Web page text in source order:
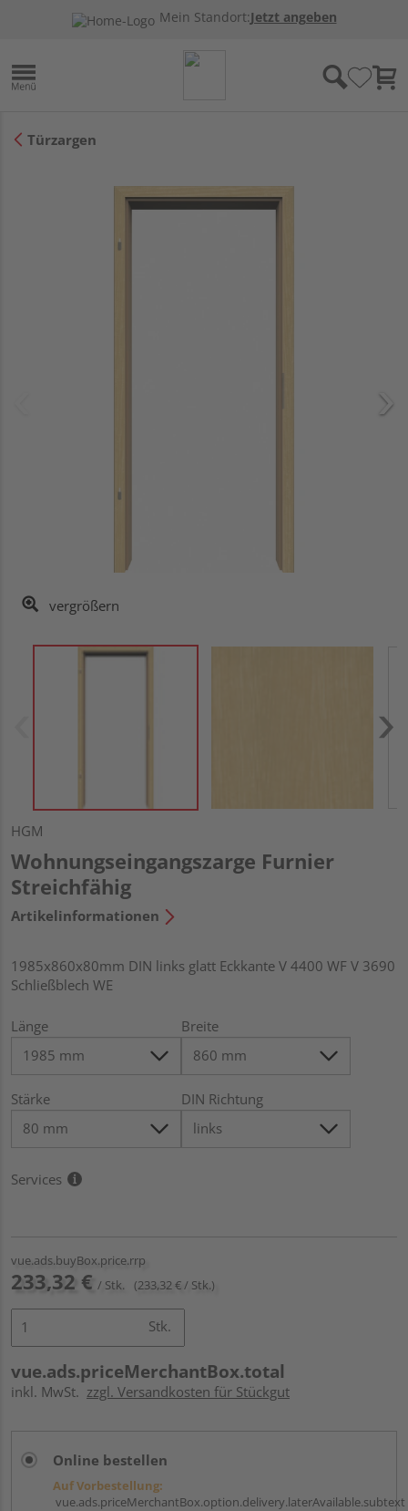
Mein Standort:Jetzt angeben
Türzargen
vergrößern
HGM
Wohnungseingangszarge Furnier
Streichfähig
Artikelinformationen
1985x860x80mm DIN links glatt Eckkante V 4400 WF V 3690
Schließblech WE
Länge Breite
Stärke DIN Richtung
Services
vue.ads.buyBox.price.rrp
233,32 € / Stk. (233,32 € / Stk.)
Stk.
vue.ads.priceMerchantBox.total
inkl. MwSt. zzgl. Versandkosten für Stückgut
Online bestellen
Auf Vorbestellung:
vue.ads.priceMerchantBox.option.delivery.laterAvailable.subtext